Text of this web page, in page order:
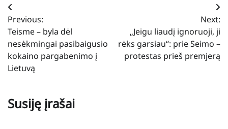
Navigacija
tarp
įrašų
Previous:
Teisme – byla dėl
nesėkmingai pasibaigusio
kokaino pargabenimo į
Lietuvą
Next:
„Jeigu liaudį ignoruoji, ji
rėks garsiau“: prie Seimo –
protestas prieš premjerą
Susiję įrašai